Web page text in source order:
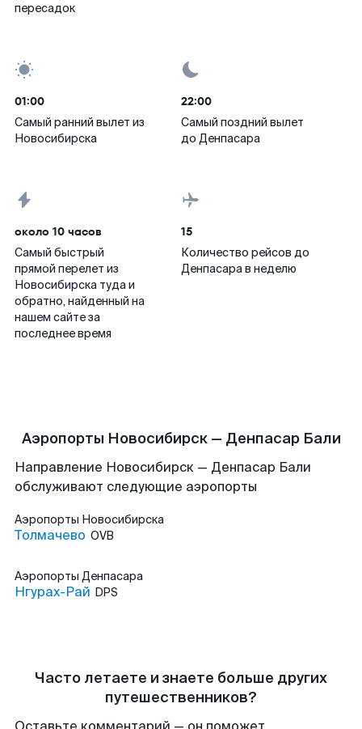
пересадок
01:00
Самый ранний вылет из
Новосибирска
22:00
Самый поздний вылет
до Денпасара
около 10 часов
Самый быстрый
прямой перелет из
Новосибирска туда и
обратно, найденный на
нашем сайте за
последнее время
15
Количество рейсов до
Денпасара в неделю
Аэропорты Новосибирск — Денпасар Бали
Направление Новосибирск — Денпасар Бали
обслуживают следующие аэропорты
Аэропорты Новосибирска
Толмачево OVB
Аэропорты Денпасара
Нгурах-Рай DPS
Часто летаете и знаете больше других
путешественников?